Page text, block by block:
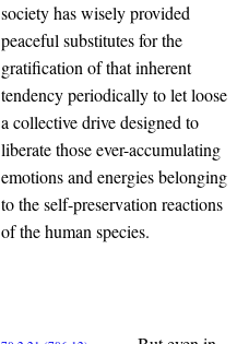
society has wisely provided
peaceful substitutes for the
gratification of that inherent
tendency periodically to let loose
a collective drive designed to
liberate those ever-accumulating
emotions and energies belonging
to the self-preservation reactions
of the human species.